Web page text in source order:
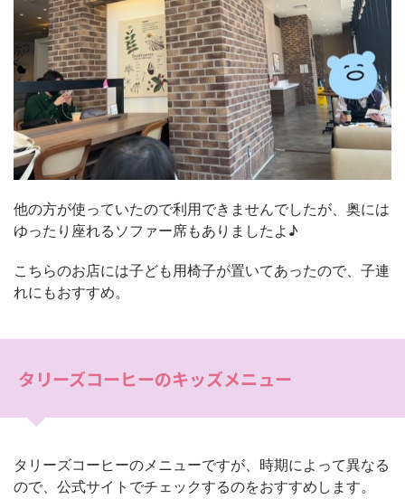
他の方が使っていたので利用できませんでしたが、奥には
ゆったり座れるソファー席もありましたよ♪
こちらのお店には子ども用椅子が置いてあったので、子連
れにもおすすめ。
タリーズコーヒーのキッズメニュー
タリーズコーヒーのメニューですが、時期によって異なる
ので、公式サイトでチェックするのをおすすめします。